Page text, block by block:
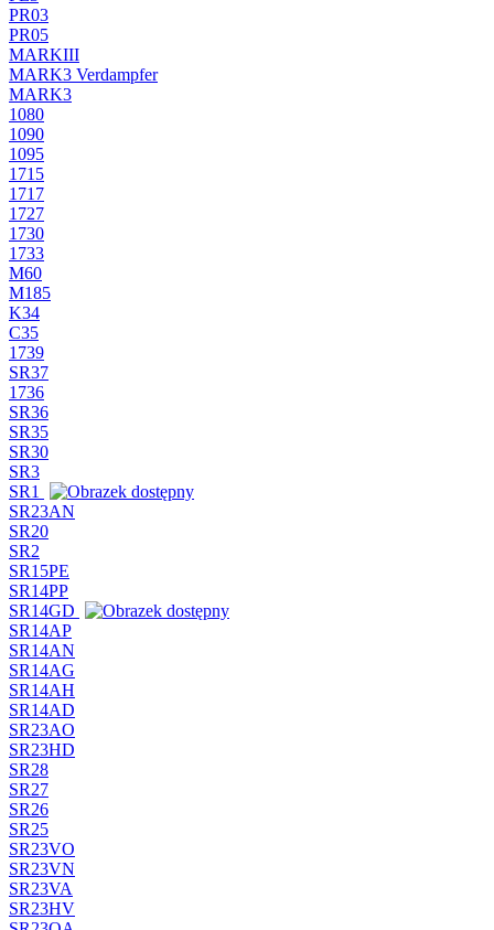
PR03
PR05
MARKIII
MARK3 Verdampfer
MARK3
1080
1090
1095
1715
1717
1727
1730
1733
M60
M185
K34
C35
1739
SR37
1736
SR36
SR35
SR30
SR3
SR1
SR23AN
SR20
SR2
SR15PE
SR14PP
SR14GD
SR14AP
SR14AN
SR14AG
SR14AH
SR14AD
SR23AO
SR23HD
SR28
SR27
SR26
SR25
SR23VO
SR23VN
SR23VA
SR23HV